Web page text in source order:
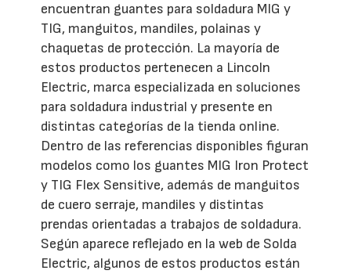
encuentran guantes para soldadura MIG y
TIG, manguitos, mandiles, polainas y
chaquetas de protección. La mayoría de
estos productos pertenecen a Lincoln
Electric, marca especializada en soluciones
para soldadura industrial y presente en
distintas categorías de la tienda online.
Dentro de las referencias disponibles figuran
modelos como los guantes MIG Iron Protect
y TIG Flex Sensitive, además de manguitos
de cuero serraje, mandiles y distintas
prendas orientadas a trabajos de soldadura.
Según aparece reflejado en la web de Solda
Electric, algunos de estos productos están